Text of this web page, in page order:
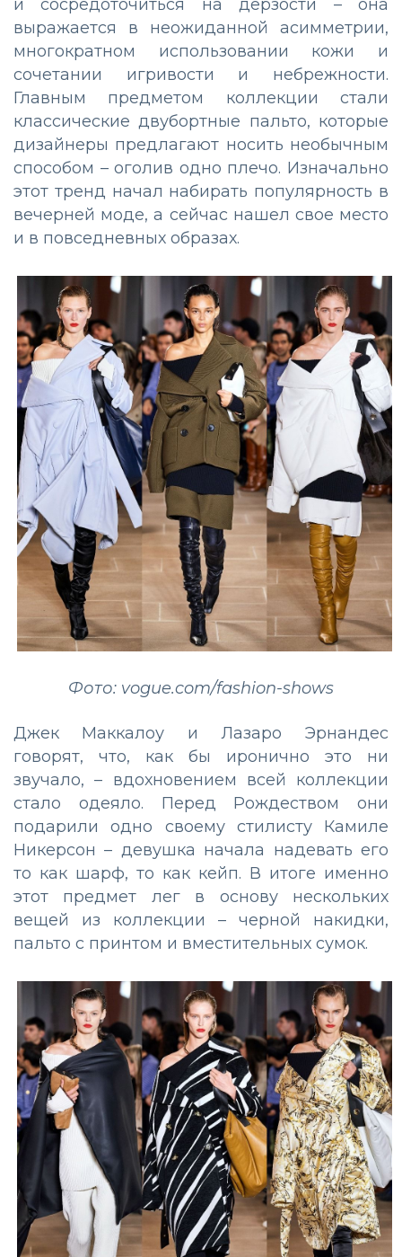
и сосредоточиться на дерзости – она
выражается в неожиданной асимметрии,
многократном использовании кожи и
сочетании игривости и небрежности.
Главным предметом коллекции стали
классические двубортные пальто, которые
дизайнеры предлагают носить необычным
способом – оголив одно плечо. Изначально
этот тренд начал набирать популярность в
вечерней моде, а сейчас нашел свое место
и в повседневных образах.
Фото: vogue.com/fashion-shows
Джек Маккалоу и Лазаро Эрнандес
говорят, что, как бы иронично это ни
звучало, – вдохновением всей коллекции
стало одеяло. Перед Рождеством они
подарили одно своему стилисту Камиле
Никерсон – девушка начала надевать его
то как шарф, то как кейп. В итоге именно
этот предмет лег в основу нескольких
вещей из коллекции – черной накидки,
пальто с принтом и вместительных сумок.